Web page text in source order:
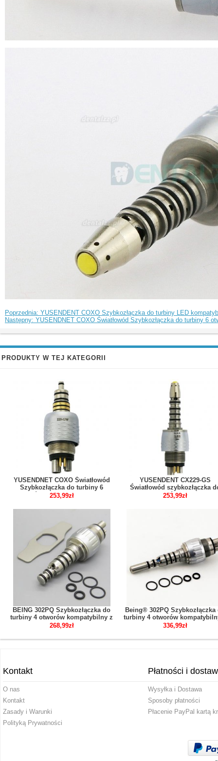
Poprzednia: YUSENDENT COXO Szybkozłączka do turbiny LED
Następny: YUSENDNET COXO Światłowód Szybkozłączka do turbiny 6
PRODUKTY W TEJ KATEGORII
YUSENDNET COXO Światłowód
Szybkozłączka do turbiny 6
otworów kompatybilny z W&H
253,99zł
YUSENDENT CX229-GS
Światłowód szybkozłączka
turbiny 6 otworów
253,99zł
BEING 302PQ Szybkozłączka do
turbiny 4 otworów kompatybilny z
KAVO Multiflex
268,99zł
Being® 302PQ Szybkozłączka
turbiny 4 otworów
KAVO
336,99zł
Kontakt
O nas
Kontakt
Zasady i Warunki
Polityką Prywatności
Płatności i
Wysyłka i Dostawa
Sposoby płatności
Płacenie PayPal kartą